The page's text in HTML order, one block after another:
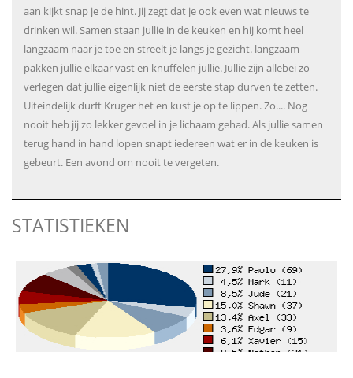
aan kijkt snap je de hint. Jij zegt dat je ook even wat nieuws te
drinken wil. Samen staan jullie in de keuken en hij komt heel
langzaam naar je toe en streelt je langs je gezicht. langzaam
pakken jullie elkaar vast en knuffelen jullie. Jullie zijn allebei zo
verlegen dat jullie eigenlijk niet de eerste stap durven te zetten.
Uiteindelijk durft Kruger het en kust je op te lippen. Zo.... Nog
nooit heb jij zo lekker gevoel in je lichaam gehad. Als jullie samen
terug hand in hand lopen snapt iedereen wat er in de keuken is
gebeurt. Een avond om nooit te vergeten.
STATISTIEKEN